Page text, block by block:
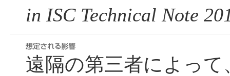
in ISC Technical Note
遠隔の第三者によっ